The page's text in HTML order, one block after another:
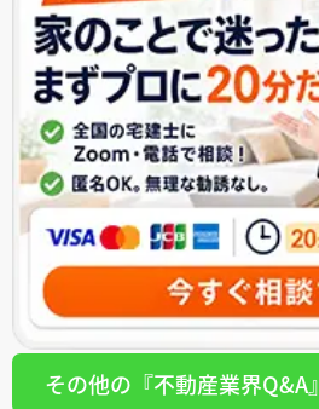
その他の『不動産業界Q&A』